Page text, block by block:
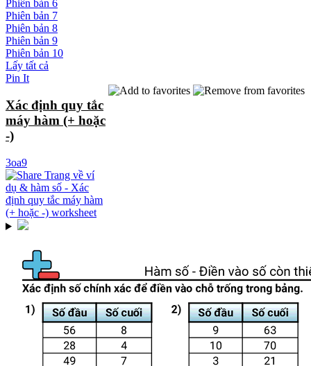
Phiên bản 6
Phiên bản 7
Phiên bản 8
Phiên bản 9
Phiên bản 10
Lấy tất cả
Pin It
Xác định quy tắc
máy hàm (+ hoặc
-)
3oa9